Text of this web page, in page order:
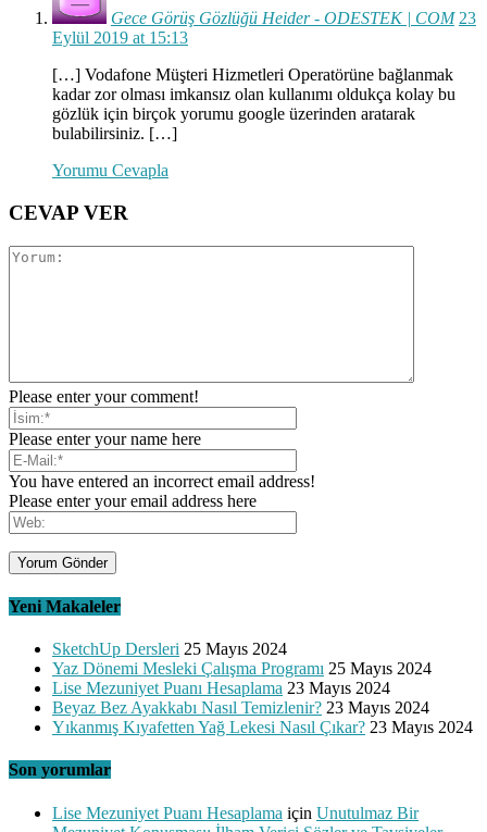
Gece Görüş Gözlüğü Heider - ODESTEK | COM 23
Eylül 2019 at 15:13
[…] Vodafone Müşteri Hizmetleri Operatörüne bağlanmak
kadar zor olması imkansız olan kullanımı oldukça kolay bu
gözlük için birçok yorumu google üzerinden aratarak
bulabilirsiniz. […]
Yorumu Cevapla
CEVAP VER
Please enter your comment!
Please enter your name here
You have entered an incorrect email address!
Please enter your email address here
Yeni Makaleler
SketchUp Dersleri 25 Mayıs 2024
Yaz Dönemi Mesleki Çalışma Programı 25 Mayıs 2024
Lise Mezuniyet Puanı Hesaplama 23 Mayıs 2024
Beyaz Bez Ayakkabı Nasıl Temizlenir? 23 Mayıs 2024
Yıkanmış Kıyafetten Yağ Lekesi Nasıl Çıkar? 23 Mayıs 2024
Son yorumlar
Lise Mezuniyet Puanı Hesaplama için Unutulmaz Bir